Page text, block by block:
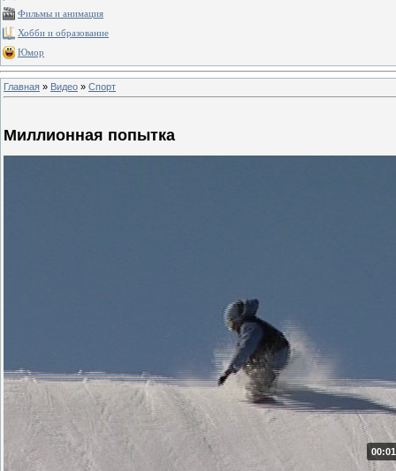
Фильмы и анимация
Хобби и образование
Юмор
Главная » Видео » Спорт
Миллионная попытка